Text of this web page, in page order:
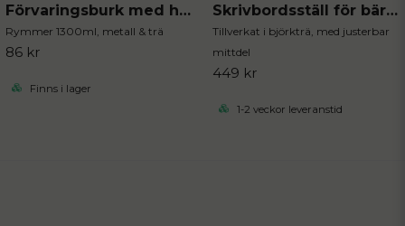
Förvaringsburk med handtag mocca
Rymmer 1300ml, metall & trä
86 kr
Finns i lager
Skrivbordsställ för bärbara datorer
Tillverkat i björkträ, med justerbar
mittdel
449 kr
1-2 veckor leveranstid